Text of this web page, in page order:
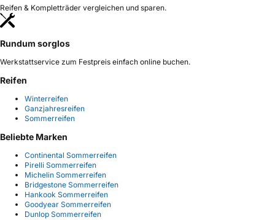
Reifen & Kompletträder vergleichen und sparen.
Rundum sorglos
Werkstattservice zum Festpreis einfach online buchen.
Reifen
Winterreifen
Ganzjahresreifen
Sommerreifen
Beliebte Marken
Continental Sommerreifen
Pirelli Sommerreifen
Michelin Sommerreifen
Bridgestone Sommerreifen
Hankook Sommerreifen
Goodyear Sommerreifen
Dunlop Sommerreifen